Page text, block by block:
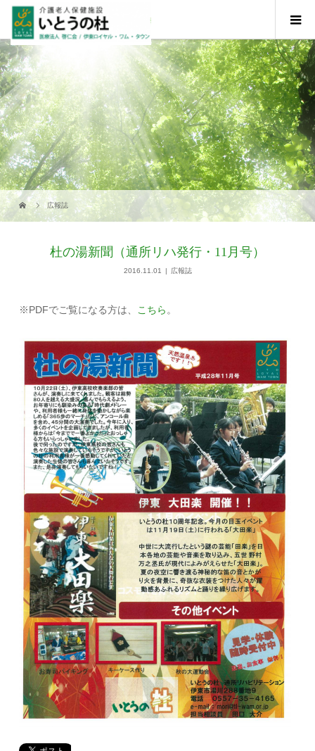
広報誌
杜の湯新聞（通所リハ発行・11月号）
2016.11.01 広報誌
※PDFでご覧になる方は、 こちら 。